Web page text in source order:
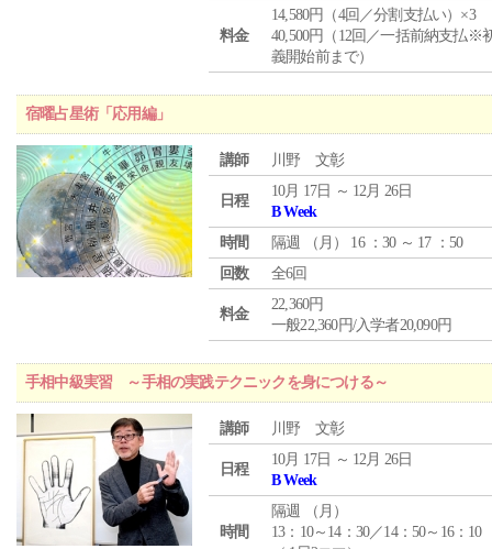
料金
14,580円（4回／分割支払い）×3
40,500円（12回／一括前納支払※
義開始前まで）
宿曜占星術「応用編」
講師 川野 文彰
日程
10月 17日 ～ 12月 26日
B Week
時間
隔週 （ 月 ） 16 ：30 ～ 17 ：50
回数
全6回
料金
22,360円
一般22,360円/入学者20,090円
手相中級実習 ～手相の実践テクニックを身につける～
講師 川野 文彰
日程
10月 17日 ～ 12月 26日
B Week
時間
隔週 （ 月 ）
13：10～14：30／14：50～16：10